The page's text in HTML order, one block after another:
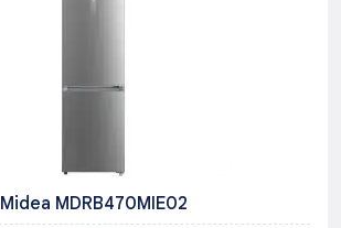
Midea MDRB470MIE02